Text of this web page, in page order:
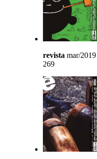
revista mar/2019
269